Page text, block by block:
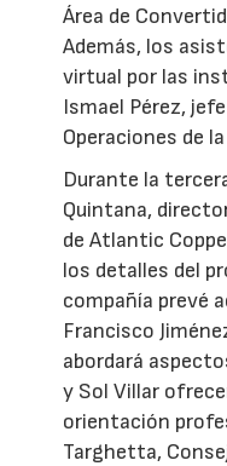
Área de
Además, los
virtual por las
Ismael Pérez,
Operaciones de
Durante la
Quintana,
de Atlantic
los detalles del
compañía prevé
Francisco
abordará
y Sol Villar
orientación
Targhetta,